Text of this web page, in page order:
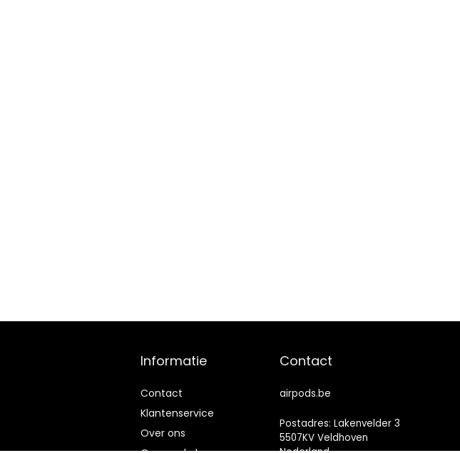
Informatie
Contact
Klantenservice
Over ons
Contact
airpods.be
Postadres: Lakenvelder 3
5507KV Veldhoven